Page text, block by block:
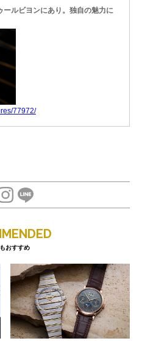
ールビヨンにあり。独自の魅力に
77972/
おすすめ